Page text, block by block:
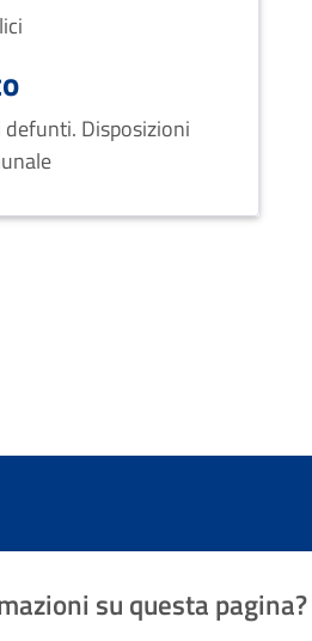
Disposizioni
su questa pagina?